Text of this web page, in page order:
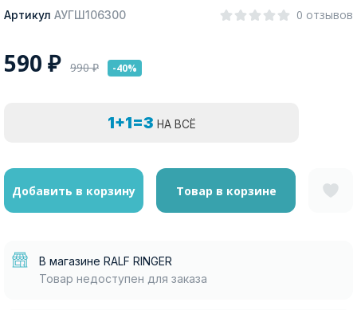
Артикул АУГШ106300 0 отзывов
590 ₽ 990₽ -40%
1+1=3 НА ВСЁ
Добавить в корзину Товар в корзине
В магазине RALF RINGER
Товар недоступен для заказа